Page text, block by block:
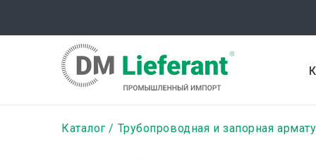
содержанию
Строка
Каталог Трубопроводная и запорная